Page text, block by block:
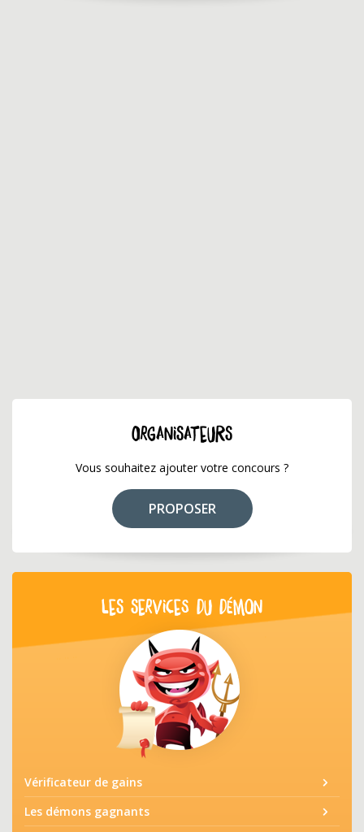
ORGANISATEURS
Vous souhaitez ajouter votre concours ?
PROPOSER
LES SERVICES DU DÉMON
Vérificateur de gains
Les démons gagnants